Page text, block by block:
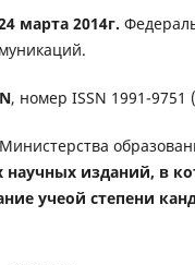
марта 2014г.
, номер ISSN 1991-9751
научных изданий, в
учеой степени